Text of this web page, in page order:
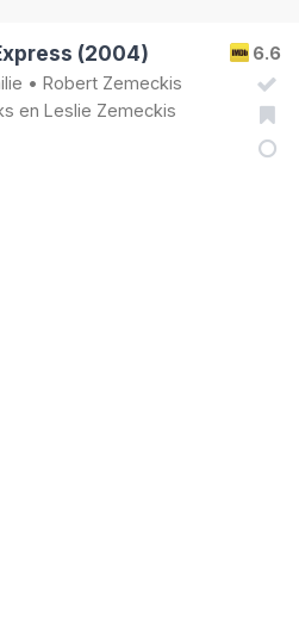
6.6
(2004)
• Robert Zemeckis
en Leslie Zemeckis